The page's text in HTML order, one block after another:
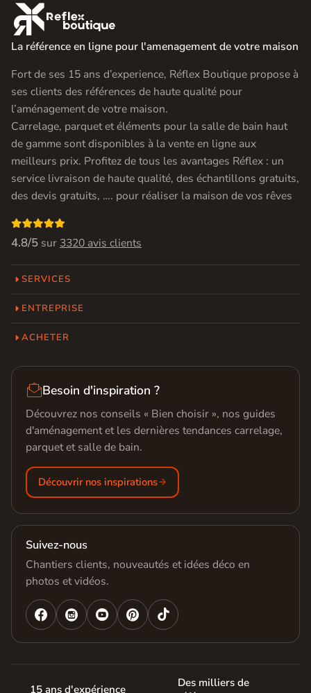

La référence en ligne pour l'amenagement de votre maison
Fort de ses 15 ans d’experience, Réflex Boutique propose à
ses clients des références de haute qualité pour
l’aménagement de votre maison.
Carrelage, parquet et éléments pour la salle de bain haut
de gamme sont disponibles à la vente en ligne aux
meilleurs prix. Profitez de tous les avantages Réflex : un
service livraison de haute qualité, des échantillons gratuits,
des devis gratuits, …. pour réaliser la maison de vos rêves

4.8/5 sur 3320 avis clients
SERVICES
ENTREPRISE
ACHETER
Besoin d'inspiration ?
Découvrez nos conseils « Bien choisir », nos guides
d'aménagement et les dernières tendances carrelage,
parquet et salle de bain.
Découvrir nos inspirations
Suivez-nous
Chantiers clients, nouveautés et idées déco en
photos et vidéos.
   
15 ans d'expérience
Des milliers de